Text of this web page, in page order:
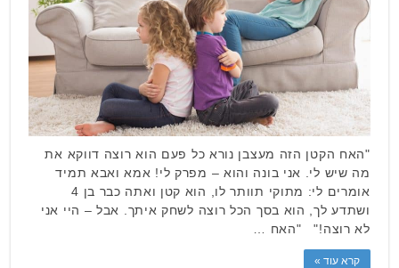
"האח הקטן הזה מעצבן נורא כל פעם הוא רוצה דווקא את
מה שיש לי. אני בונה והוא – מפרק לי! אמא ואבא תמיד
אומרים לי: מתוקי תוותר לו, הוא קטן ואתה כבר בן 4
ושתדע לך, הוא בסך הכל רוצה לשחק איתך. אבל – היי אני
לא רוצה!" "האח …
קרא עוד »